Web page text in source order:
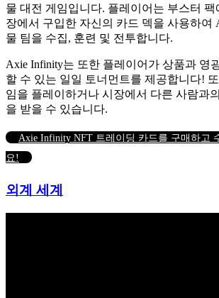
물 대전 게임입니다. 플레이어는 부스터 팩
장에서 구입한 자신의 카드 덱을 사용하여
물 팀을 수집, 훈련 및 전투합니다.
Axie Infinity는 또한 플레이어가 상품과 영
할 수 있는 일일 토너먼트를 제공합니다!
임을 플레이하거나 시장에서 다른 사람과
을 받을 수 있습니다.
Axie Infinity NFT 트레이딩 카드를 구매하고
요!
외계 세계